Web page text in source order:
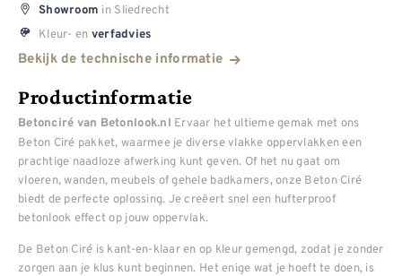
Showroom in Sliedrecht
Kleur- en verfadvies
Bekijk de technische informatie
Productinformatie
Betonciré van Betonlook.nl Ervaar het ultieme gemak met ons
Beton Ciré pakket, waarmee je diverse vlakke oppervlakken een
prachtige naadloze afwerking kunt geven. Of het nu gaat om
vloeren, wanden, meubels of gehele badkamers, onze Beton Ciré
biedt de perfecte oplossing. Je creëert snel een hufterproof
betonlook effect op jouw oppervlak.
De Beton Ciré is kant-en-klaar en op kleur gemengd, zodat je zonder
zorgen aan je klus kunt beginnen. Het enige wat je hoeft te doen, is